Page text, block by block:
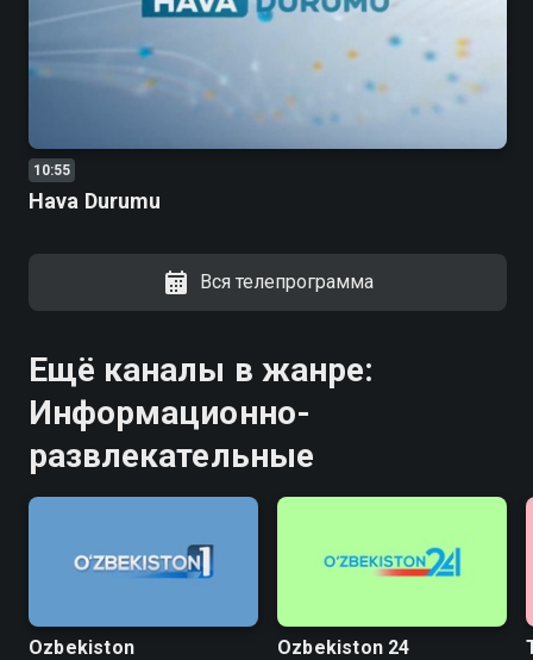
10:55
Hava Durumu
Вся телепрограмма
Ещё каналы в жанре:
Информационно-
развлекательные
Ozbekiston Ozbekiston 24